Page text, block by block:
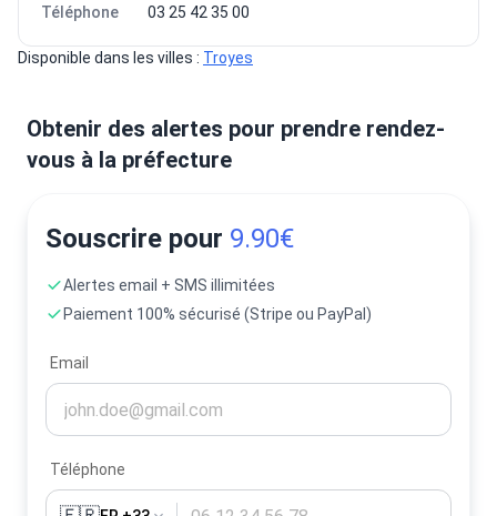
Téléphone
03 25 42 35 00
Disponible dans les villes : Troyes
Obtenir des alertes pour prendre rendez-
vous à la préfecture
Souscrire pour 9.90€
Alertes email + SMS illimitées
Paiement 100% sécurisé (Stripe ou PayPal)
Email
Téléphone